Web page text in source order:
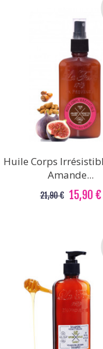
Huile Corps
Amande...
21,90 € 15,90 €